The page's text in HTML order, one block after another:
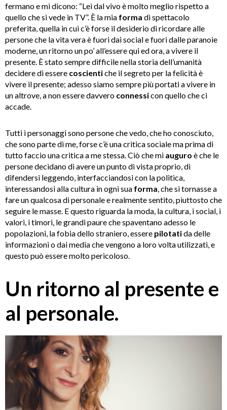
fermano e mi dicono: “Lei dal vivo è molto meglio rispetto a
quello che si vede in TV”. È la mia forma di spettacolo
preferita, quella in cui c’è forse il desiderio di ricordare alle
persone che la vita vera è fuori dai social e fuori dalle paranoie
moderne, un ritorno un po’ all’essere qui ed ora, a vivere il
presente. È stato sempre difficile nella storia dell’umanità
decidere di essere coscientiche il segreto per la felicità è
vivere il presente; adesso siamo sempre più portati a vivere in
un altrove, a non essere davvero connessicon quello che ci
accade.
Tutti i personaggi sono persone che vedo, che ho conosciuto,
che sono parte di me, forse c’è una critica sociale ma prima di
tutto faccio una critica a me stessa. Ciò che mi auguro è che le
persone decidano di avere un punto di vista proprio, di
difendersi leggendo, interfacciandosi con la politica,
interessandosi alla cultura in ogni sua forma , che si tornasse a
fare un qualcosa di personale e realmente sentito, piuttosto che
seguire le masse. E questo riguarda la moda, la cultura, i social, i
valori, i timori, le grandi paure che spaventano adesso le
popolazioni, la fobia dello straniero, essere pilotatida delle
informazioni o dai media che vengono a loro volta utilizzati, e
questo può essere molto pericoloso.
Un ritorno al presente e
al personale.